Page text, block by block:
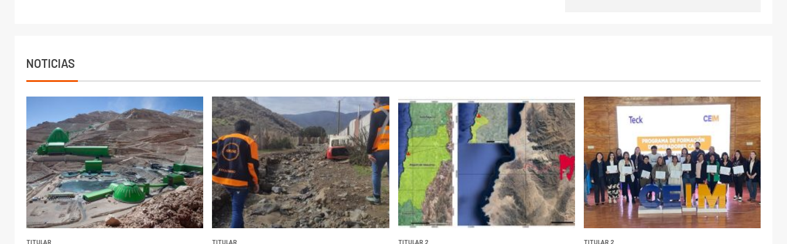
NOTICIAS
TITULAR TITULAR TITULAR 2 TITULAR 2